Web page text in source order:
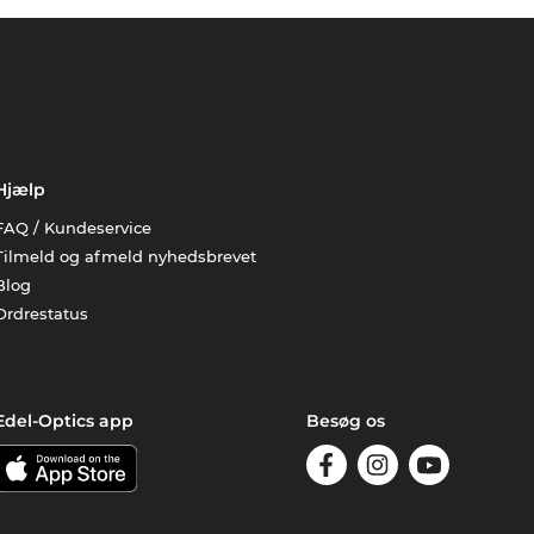
/ Kundeservice
og afmeld nyhedsbrevet
Optics app Besøg os